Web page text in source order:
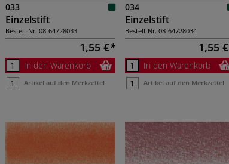
033
Einzelstift
Bestell-Nr. 08-64728033
1,55 €
In den Warenkorb
Artikel auf den Merkzettel
034
Einzelstift
Bestell-Nr. 08-64728034
1,55 €
In den Warenkorb
Artikel auf den Merkzettel